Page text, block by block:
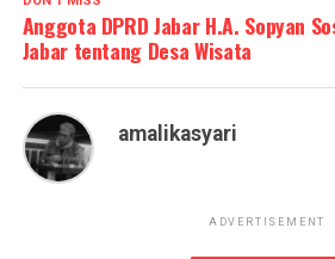
Anggota DPRD Jabar H.A. Sopyan
Jabar tentang Desa Wisata
amalikasyari
ADVERTISEMENT